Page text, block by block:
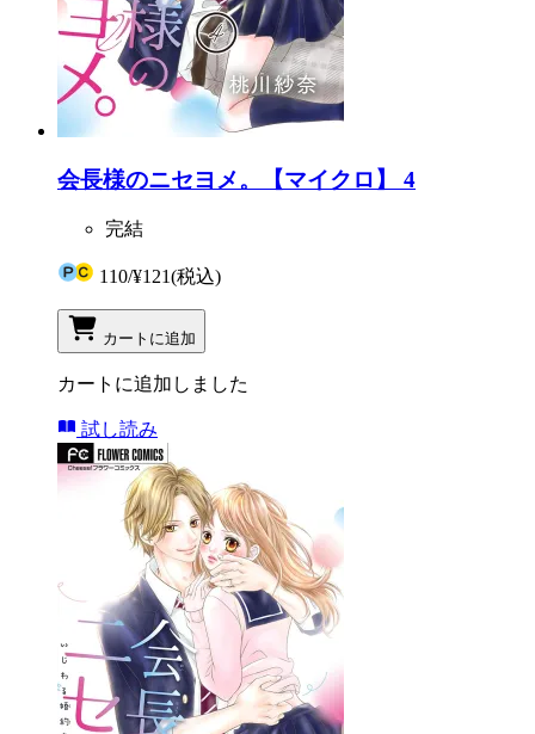
会長様のニセヨメ。【マイクロ】 4
完結
110/¥121(税込)
カートに追加
カートに追加しました
試し読み